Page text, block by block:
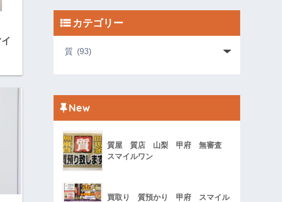
カテゴリー
New
質屋 質店 山梨 甲府 無審査
スマイルワン
買取り 質預かり 甲府 スマイル